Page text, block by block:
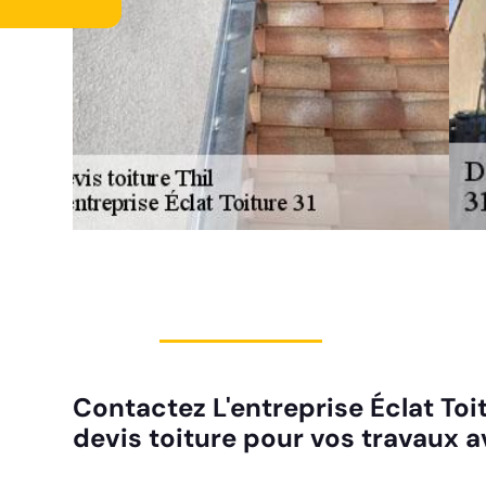
Contactez L'entreprise Éclat
devis toiture pour vos travaux